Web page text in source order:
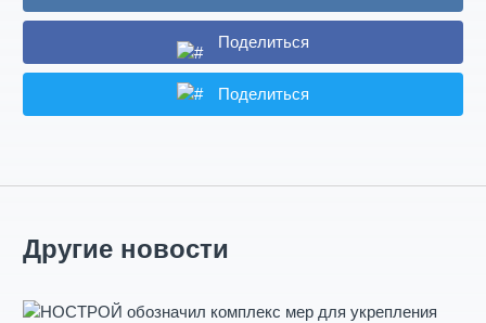
Поделиться
Поделиться
Другие новости